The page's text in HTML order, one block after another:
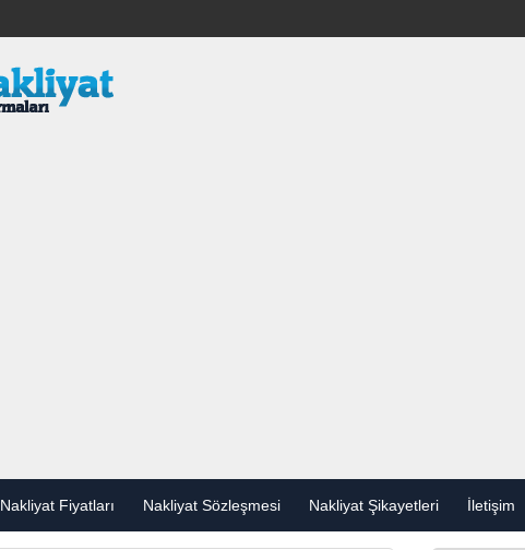
Nakliyat Fiyatları Nakliyat Sözleşmesi Nakliyat Şikayetleri İletişim